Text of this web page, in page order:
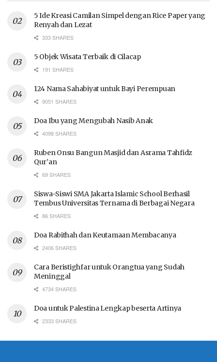
5 Ide Kreasi Camilan Simpel dengan Rice Paper yang
Renyah dan Lezat
333 SHARES
5 Objek Wisata Terbaik di Cilacap
191 SHARES
124 Nama Sahabiyat untuk Bayi Perempuan
9051 SHARES
Doa Ibu yang Mengubah Nasib Anak
4098 SHARES
Ruben Onsu Bangun Masjid dan Asrama Tahfidz
Qur’an
69 SHARES
Siswa-Siswi SMA Jakarta Islamic School Berhasil
Tembus Universitas Ternama di Berbagai Negara
86 SHARES
Doa Rabithah dan Keutamaan Membacanya
2406 SHARES
Cara Beristighfar untuk Orangtua yang Sudah
Meninggal
4734 SHARES
Doa untuk Palestina Lengkap beserta Artinya
2333 SHARES